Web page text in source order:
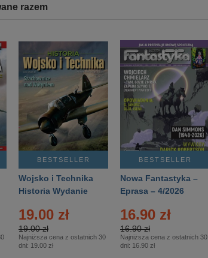
razem
BESTSELLER
Wojsko i Technika
Historia Wydanie
– 2/2026
19.00 zł
19.00 zł
Najniższa cena z ostatnich 30
dni: 19.00 zł
BESTSELLER
Nowa Fantastyka –
Eprasa – 4/2026
16.90 zł
16.90 zł
Najniższa cena z ostatnich 30
dni: 16.90 zł